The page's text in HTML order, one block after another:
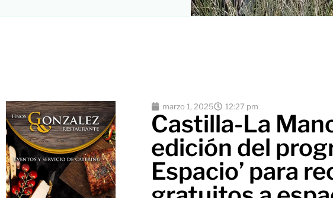
marzo 1, 2025 12:27 pm
Castilla-La
edición del
Espacio’ para